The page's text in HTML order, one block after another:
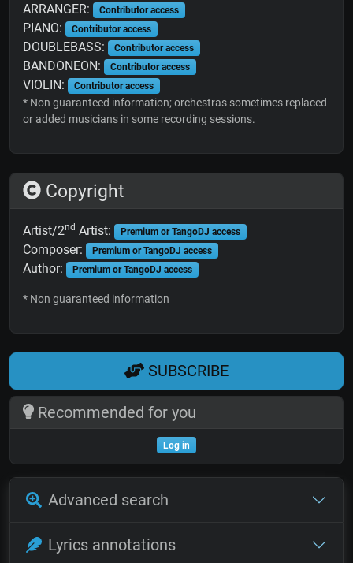
ARRANGER: Contributor access
PIANO: Contributor access
DOUBLEBASS: Contributor access
BANDONEON: Contributor access
VIOLIN: Contributor access
* Non guaranteed information; orchestras sometimes replaced
or added musicians in some recording sessions.
Copyright
Artist/2nd Artist: Premium or TangoDJ access
Composer: Premium or TangoDJ access
Author: Premium or TangoDJ access
* Non guaranteed information
SUBSCRIBE
Recommended for you
Log in
Advanced search
Lyrics annotations